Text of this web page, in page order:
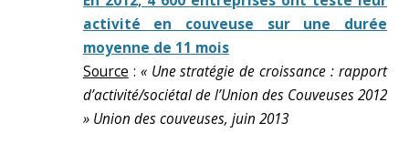
activité en couveuse sur une durée
moyenne de 11 mois
Source : « Une stratégie de croissance : rapport
d’activité/sociétal de l’Union des Couveuses 2012
» Union des couveuses, juin 2013